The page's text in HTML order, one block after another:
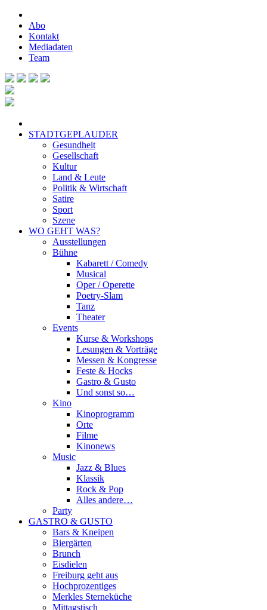
Abo
Kontakt
Mediadaten
Team
STADTGEPLAUDER
Gesundheit
Gesellschaft
Kultur
Land & Leute
Politik & Wirtschaft
Satire
Sport
Szene
WO GEHT WAS?
Ausstellungen
Bühne
Kabarett / Comedy
Musical
Oper / Operette
Poetry-Slam
Tanz
Theater
Events
Kurse & Workshops
Lesungen & Vorträge
Messen & Kongresse
Feste & Hocks
Gastro & Gusto
Und sonst so…
Kino
Kinoprogramm
Orte
Filme
Kinonews
Music
Jazz & Blues
Klassik
Rock & Pop
Alles andere…
Party
GASTRO & GUSTO
Bars & Kneipen
Biergärten
Brunch
Eisdielen
Freiburg geht aus
Hochprozentiges
Merkles Sterneküche
Mittagstisch